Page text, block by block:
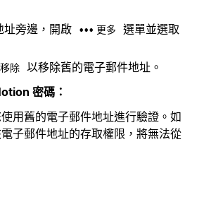
址旁邊，開啟
••• 更多 選單並選取
移除 以移除舊的電子郵件地址。
密碼：
用舊的電子郵件地址進行驗證。如
子郵件地址的存取權限，將無法從